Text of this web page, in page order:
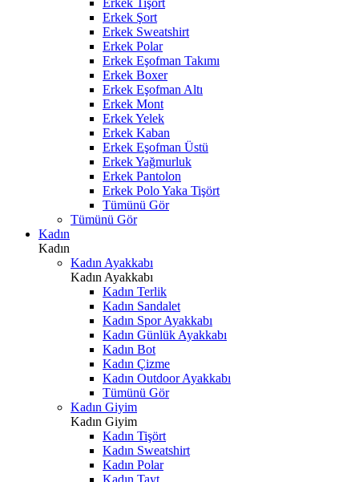
Erkek Tişört
Erkek Şort
Erkek Sweatshirt
Erkek Polar
Erkek Eşofman Takımı
Erkek Boxer
Erkek Eşofman Altı
Erkek Mont
Erkek Yelek
Erkek Kaban
Erkek Eşofman Üstü
Erkek Yağmurluk
Erkek Pantolon
Erkek Polo Yaka Tişört
Tümünü Gör
Tümünü Gör
Kadın
Kadın
Kadın Ayakkabı
Kadın Ayakkabı
Kadın Terlik
Kadın Sandalet
Kadın Spor Ayakkabı
Kadın Günlük Ayakkabı
Kadın Bot
Kadın Çizme
Kadın Outdoor Ayakkabı
Tümünü Gör
Kadın Giyim
Kadın Giyim
Kadın Tişört
Kadın Sweatshirt
Kadın Polar
Kadın Tayt